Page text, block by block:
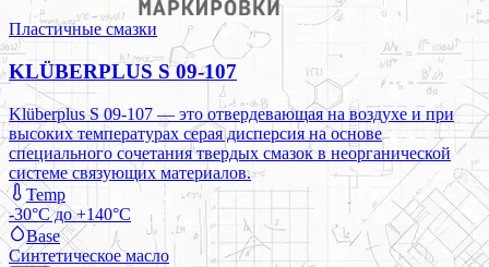
Пластичные смазки
KLÜBERPLUS S 09-107
Klüberplus S 09-107 — это отвердевающая на воздухе и при
высоких температурах серая дисперсия на основе
специального сочетания твердых смазок в неорганической
системе связующих материалов.
Temp
-30°C до +140°C
Base
Синтетическое масло